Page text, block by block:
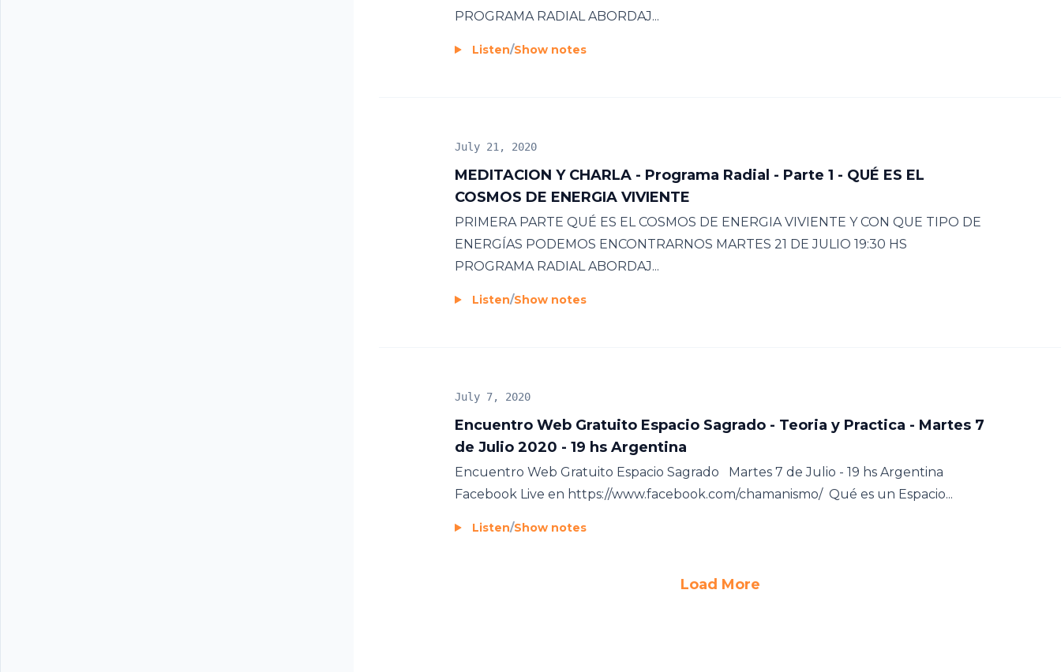
PROGRAMA RADIAL ABORDAJ...
Listen/Show notes
MEDITACION Y CHARLA - Programa Radial - Parte 1 - QUÉ ES EL
COSMOS DE ENERGIA VIVIENTE
July 21, 2020
PRIMERA PARTE QUÉ ES EL COSMOS DE ENERGIA VIVIENTE Y CON QUE TIPO DE
ENERGÍAS PODEMOS ENCONTRARNOS MARTES 21 DE JULIO 19:30 HS
PROGRAMA RADIAL ABORDAJ...
Listen/Show notes
Encuentro Web Gratuito Espacio Sagrado - Teoria y Practica - Martes 7
de Julio 2020 - 19 hs Argentina
July 7, 2020
Encuentro Web Gratuito Espacio Sagrado Martes 7 de Julio - 19 hs Argentina
Facebook Live en https://www.facebook.com/chamanismo/ Qué es un Espacio...
Listen/Show notes
Load More